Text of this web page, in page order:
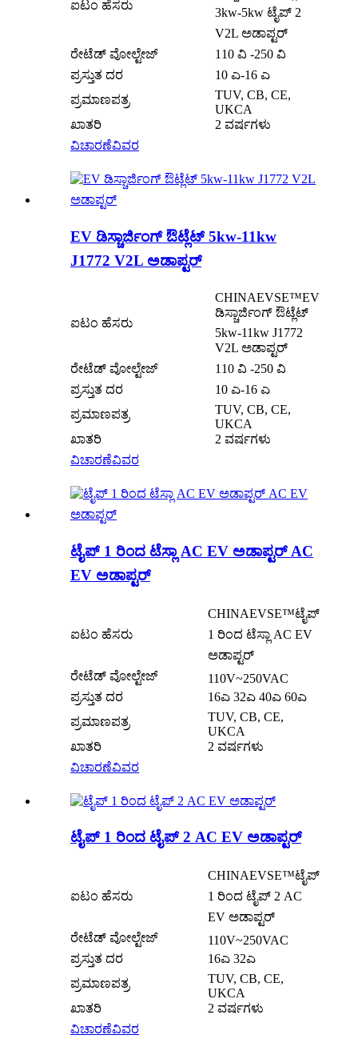
ಐಟಂ ಹೆಸರು
3kw-5kw ಟೈಪ್ 2
V2L ಅಡಾಪ್ಟರ್
ರೇಟೆಡ್ ವೋಲ್ಟೇಜ್
110 ವಿ -250 ವಿ
ಪ್ರಸ್ತುತ ದರ
10 ಎ-16 ಎ
ಪ್ರಮಾಣಪತ್ರ
TUV, CB, CE,
UKCA
ಖಾತರಿ
2 ವರ್ಷಗಳು
ವಿಚಾರಣೆವಿವರ
EV ಡಿಸ್ಚಾರ್ಜಿಂಗ್ ಔಟ್ಲೆಟ್ 5kw-11kw
J1772 V2L ಅಡಾಪ್ಟರ್
ಐಟಂ ಹೆಸರು
CHINAEVSE™️EV
ಡಿಸ್ಚಾರ್ಜಿಂಗ್ ಔಟ್ಲೆಟ್
5kw-11kw J1772
V2L ಅಡಾಪ್ಟರ್
ರೇಟೆಡ್ ವೋಲ್ಟೇಜ್
110 ವಿ -250 ವಿ
ಪ್ರಸ್ತುತ ದರ
10 ಎ-16 ಎ
ಪ್ರಮಾಣಪತ್ರ
TUV, CB, CE,
UKCA
ಖಾತರಿ
2 ವರ್ಷಗಳು
ವಿಚಾರಣೆವಿವರ
ಟೈಪ್ 1 ರಿಂದ ಟೆಸ್ಲಾ AC EV ಅಡಾಪ್ಟರ್ AC
EV ಅಡಾಪ್ಟರ್
ಐಟಂ ಹೆಸರು
CHINAEVSE™️ಟೈಪ್
1 ರಿಂದ ಟೆಸ್ಲಾ AC EV
ಅಡಾಪ್ಟರ್
ರೇಟೆಡ್ ವೋಲ್ಟೇಜ್
110V~250VAC
ಪ್ರಸ್ತುತ ದರ
16ಎ 32ಎ 40ಎ 60ಎ
ಪ್ರಮಾಣಪತ್ರ
TUV, CB, CE,
UKCA
ಖಾತರಿ
2 ವರ್ಷಗಳು
ವಿಚಾರಣೆವಿವರ
ಟೈಪ್ 1 ರಿಂದ ಟೈಪ್ 2 AC EV ಅಡಾಪ್ಟರ್
ಐಟಂ ಹೆಸರು
CHINAEVSE™️ಟೈಪ್
1 ರಿಂದ ಟೈಪ್ 2 AC
EV ಅಡಾಪ್ಟರ್
ರೇಟೆಡ್ ವೋಲ್ಟೇಜ್
110V~250VAC
ಪ್ರಸ್ತುತ ದರ
16ಎ 32ಎ
ಪ್ರಮಾಣಪತ್ರ
TUV, CB, CE,
UKCA
ಖಾತರಿ
2 ವರ್ಷಗಳು
ವಿಚಾರಣೆವಿವರ